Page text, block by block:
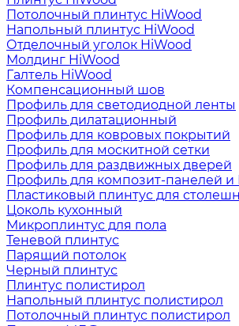
Потолочный плинтус HiWood
Напольный плинтус HiWood
Отделочный уголок HiWood
Молдинг HiWood
Галтель HiWood
Компенсационный шов
Профиль для светодиодной ленты
Профиль дилатационный
Профиль для ковровых покрытий
Профиль для москитной сетки
Профиль для раздвижных дверей
Профиль для композит-панелей
Пластиковый плинтус для
Цоколь кухонный
Микроплинтус для пола
Теневой плинтус
Парящий потолок
Черный плинтус
Плинтус полистирол
Напольный плинтус полистирол
Потолочный плинтус полистирол